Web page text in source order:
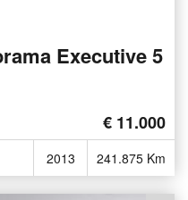
Executive 5
€ 11.000
2013 241.875 Km